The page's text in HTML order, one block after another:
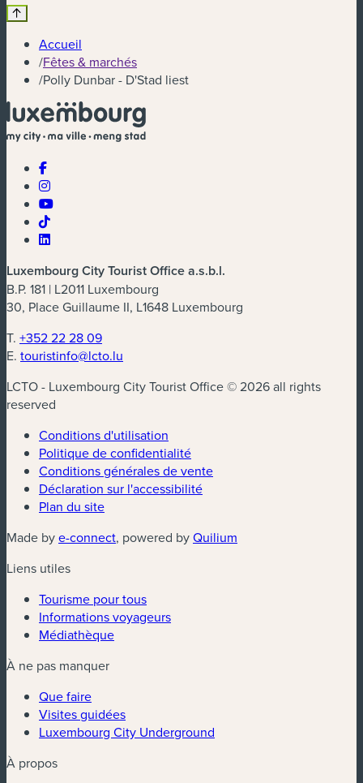
Accueil
/Fêtes & marchés
/Polly Dunbar - D'Stad liest
Luxembourg City Tourist Office a.s.b.l.
B.P. 181 | L2011 Luxembourg
30, Place Guillaume II, L1648 Luxembourg
T. +352 22 28 09
E. touristinfo@lcto.lu
LCTO - Luxembourg City Tourist Office © 2026 all rights
reserved
Conditions d'utilisation
Politique de confidentialité
Conditions générales de vente
Déclaration sur l'accessibilité
Plan du site
Made bye-connect(nouvelle fenêtre)
, powered byQuilium
Liens utiles
Tourisme pour tous
Informations voyageurs
Médiathèque
À ne pas manquer
Que faire
Visites guidées
Luxembourg City Underground
À propos